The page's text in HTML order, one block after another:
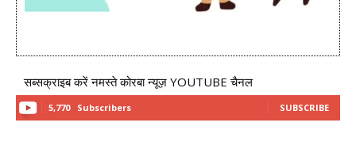
सब्सक्राइब करें नमस्ते कोरबा न्यूज़ YOUTUBE चैनल
5,770 Subscribers SUBSCRIBE